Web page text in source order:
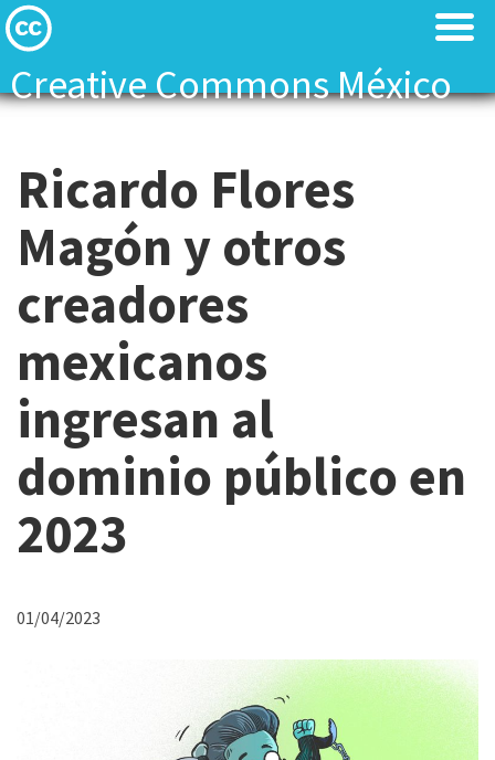
Creative Commons México
Blog
Comparte tú trabajo
Búsqueda CC
Red Global CC
Contacto
Blog
Comparte tú trabajo
Búsqueda CC
Red Global CC
Contacto
Ricardo Flores
Magón y otros
creadores
mexicanos
ingresan al
dominio público en
2023
01/04/2023